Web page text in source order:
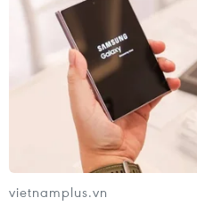
vietnamplus.vn